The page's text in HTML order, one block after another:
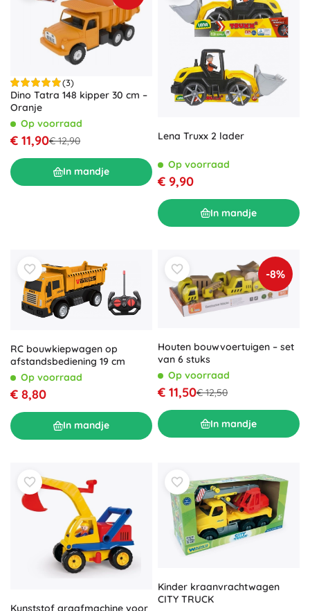
(3)
Dino Tatra 148 kipper 30 cm –
Oranje
Op voorraad
€ 11,90€ 12,90
In mandje
Lena Truxx 2 lader
Op voorraad
€ 9,90
In mandje
RC bouwkiepwagen op
afstandsbediening 19 cm
Op voorraad
€ 8,80
In mandje
-8%
Houten bouwvoertuigen – set
van 6 stuks
Op voorraad
€ 11,50€ 12,50
In mandje
Kinder kraanvrachtwagen
CITY TRUCK